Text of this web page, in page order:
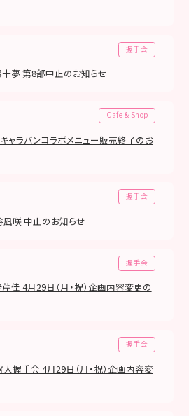
握手会
十夢 第8部中止のお知らせ
Cafe & Shop
ャラバンコラボメニュー販売終了のお
握手会
凪咲 中止のお知らせ
握手会
佳 4月29日（月・祝）企画内容変更の
握手会
握手会 4月29日（月・祝）企画内容変